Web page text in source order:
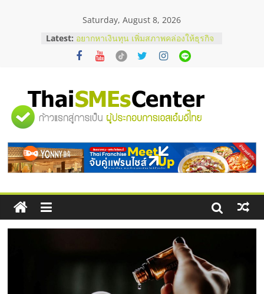
Saturday, August 8, 2026
Latest: อยากหาเงินทุน เพิ่มสภาพคล่องให้ธุรกิจ
เริ่มยังไงให้ผ่านฉลุย
สัมมนาออนไลน์ โอกาสบริหารสถานี
ThaiFranchise Meet Up จับคู่แฟรน
ไชส์ ครั้งที่ 8
ร้านเครื่องเสียงคุณภาพสูง พร้อม
บริษัท Cybersecurity ในไทยที่ไหนดี?
วิธีเลือกผู้ให้บริการให้คุ้มค่าและตอบ
โจทย์ธุรกิจ
"ศูนย์
รวม
ข้อมูล
ธุรกิจ